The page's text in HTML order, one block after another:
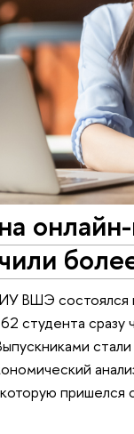
ВШЭ состоялся
студента сразу